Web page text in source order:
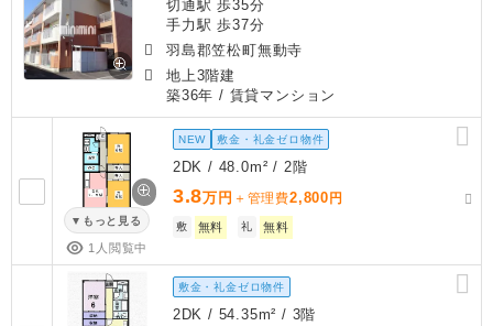
切通駅 歩35分
手力駅 歩37分
羽島郡笠松町無動寺
地上3階建
築36年 / 賃貸マンション
もっと見る
1人閲覧中
NEW 敷金・礼金ゼロ物件
2DK / 48.0m² / 2階
3.8万円 ＋管理費2,800 円
敷 無料 礼 無料
敷金・礼金ゼロ物件
2DK / 54.35m² / 3階